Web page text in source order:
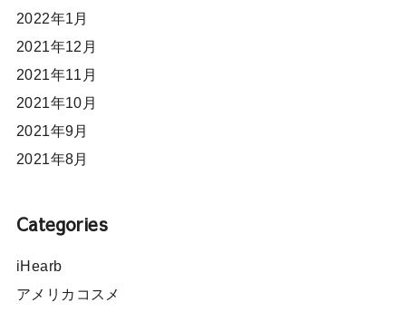
2022年1月
2021年12月
2021年11月
2021年10月
2021年9月
2021年8月
Categories
iHearb
アメリカコスメ